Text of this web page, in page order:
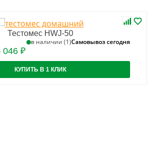
Тестомес HWJ-50
в наличии (1)Самовывоз сегодня
046 ₽
КУПИТЬ В 1 КЛИК